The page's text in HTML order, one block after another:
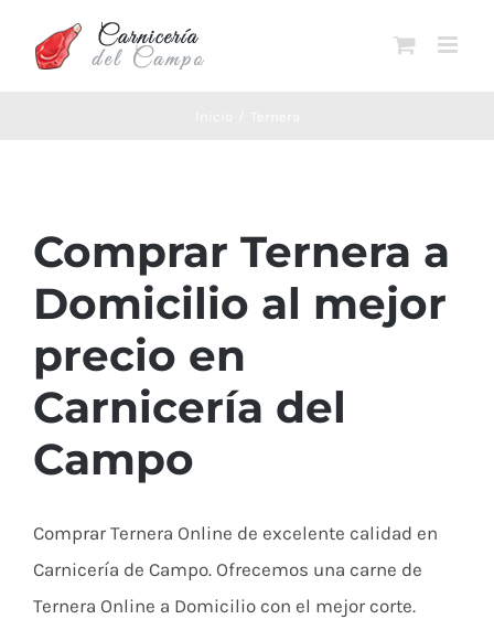
Comprar Ternera a
Domicilio al mejor
precio en
Carnicería del
Campo
Comprar Ternera Online de excelente calidad en
Carnicería de Campo. Ofrecemos una carne de
Ternera Online a Domicilio con el mejor corte.